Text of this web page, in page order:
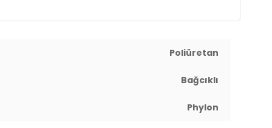
Poliüretan
Bağcıklı
Phylon